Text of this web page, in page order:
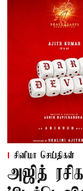
சினிமா செய்திகள்
அஜித்